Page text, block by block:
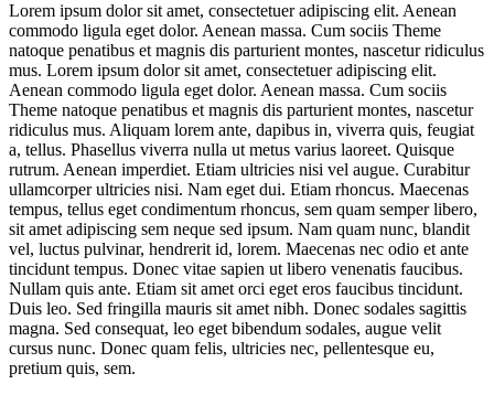
Lorem ipsum dolor sit amet, consectetuer adipiscing elit. Aenean
commodo ligula eget dolor. Aenean massa. Cum sociis Theme
natoque penatibus et magnis dis parturient montes, nascetur ridiculus
mus. Lorem ipsum dolor sit amet, consectetuer adipiscing elit.
Aenean commodo ligula eget dolor. Aenean massa. Cum sociis
Theme natoque penatibus et magnis dis parturient montes, nascetur
ridiculus mus. Aliquam lorem ante, dapibus in, viverra quis, feugiat
a, tellus. Phasellus viverra nulla ut metus varius laoreet. Quisque
rutrum. Aenean imperdiet. Etiam ultricies nisi vel augue. Curabitur
ullamcorper ultricies nisi. Nam eget dui. Etiam rhoncus. Maecenas
tempus, tellus eget condimentum rhoncus, sem quam semper libero,
sit amet adipiscing sem neque sed ipsum. Nam quam nunc, blandit
vel, luctus pulvinar, hendrerit id, lorem. Maecenas nec odio et ante
tincidunt tempus. Donec vitae sapien ut libero venenatis faucibus.
Nullam quis ante. Etiam sit amet orci eget eros faucibus tincidunt.
Duis leo. Sed fringilla mauris sit amet nibh. Donec sodales sagittis
magna. Sed consequat, leo eget bibendum sodales, augue velit
cursus nunc. Donec quam felis, ultricies nec, pellentesque eu,
pretium quis, sem.